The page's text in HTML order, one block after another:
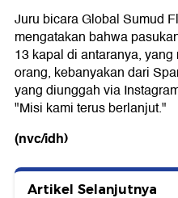
Juru bicara Global Sumud
mengatakan bahwa
13 kapal di antaranya,
orang, kebanyakan dari
yang diunggah via
"Misi kami terus berlanjut."
(nvc/idh)
Artikel Selanjutnya